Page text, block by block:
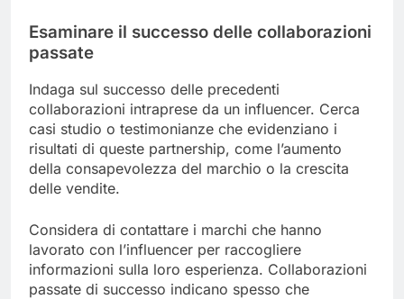
Esaminare il successo delle collaborazioni
passate
Indaga sul successo delle precedenti
collaborazioni intraprese da un influencer. Cerca
casi studio o testimonianze che evidenziano i
risultati di queste partnership, come l’aumento
della consapevolezza del marchio o la crescita
delle vendite.
Considera di contattare i marchi che hanno
lavorato con l’influencer per raccogliere
informazioni sulla loro esperienza. Collaborazioni
passate di successo indicano spesso che